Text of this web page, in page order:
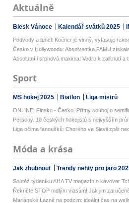
Aktuálně
Blesk Vánoce Kalendář svátků 2025
Podvody a tunel: Kočner je vinný, vyfasuje
Česko v Hollywoodu: Absolventka FAMU
Absolutní i srpnová maxima! Vedro k zalknutí a
Sport
MS hokej 2025 Biatlon Liga mistrů
ONLINE: Finsko - Česko. Přímý souboj o
Persony. 10 českých hokejistů s nejvyšším
Liga očima fanoušků: Chorého ve Slavii zpět
Móda a krása
Jak zhubnout Trendy nehty pro jaro
Soutěž týdeníku AHA TV magazín o kávovar
Řekněte STOP mdlým vlasům! Jak jim
Mariánské Lázně na podzim: ideální čas na